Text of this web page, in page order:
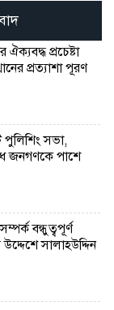
ঐক্যবদ্ধ প্রচেষ্টা
প্রত্যাশা পূরণ
পুলিশিং সভা,
জনগণকে পাশে
বন্ধুত্বপূর্ণ
সালাহউদ্দিন